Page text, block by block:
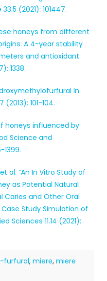
(2021): 101447.
honeys from different
A 4-year stability
and antioxidant
1338.
In
101-104.
honeys influenced by
Science and
1399.
al. “An In Vitro Study of
as Potential Natural
Caries and Other Oral
Study Simulation of
Sciences 11.14 (2021):
furfural,miere,miere